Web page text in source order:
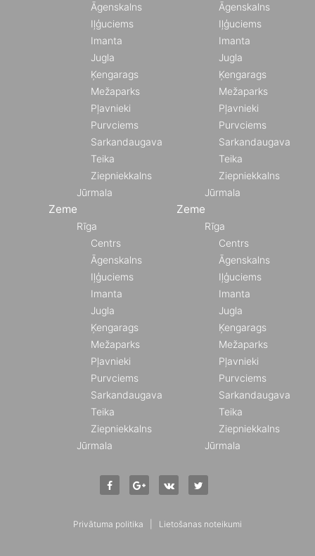
Āgenskalns
Iļģuciems
Imanta
Jugla
Ķengarags
Mežaparks
Pļavnieki
Purvciems
Sarkandaugava
Teika
Ziepniekkalns
Jūrmala
Zeme
Rīga
Centrs
Āgenskalns
Iļģuciems
Imanta
Jugla
Ķengarags
Mežaparks
Pļavnieki
Purvciems
Sarkandaugava
Teika
Ziepniekkalns
Jūrmala
Āgenskalns
Iļģuciems
Imanta
Jugla
Ķengarags
Mežaparks
Pļavnieki
Purvciems
Sarkandaugava
Teika
Ziepniekkalns
Jūrmala
Zeme
Rīga
Centrs
Āgenskalns
Iļģuciems
Imanta
Jugla
Ķengarags
Mežaparks
Pļavnieki
Purvciems
Sarkandaugava
Teika
Ziepniekkalns
Jūrmala
Privātuma politika Lietošanas noteikumi